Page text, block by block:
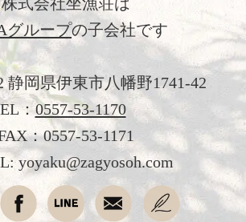
グループの子会社です
静岡県伊東市八幡野1741-42
：0557-53-1170
：0557-53-1171
yoyaku@zagyosoh.com
新着情報
日本文化体験
観光のご案内
フォトギャラリー
おすすめ宿泊プラン
お問い合わせ